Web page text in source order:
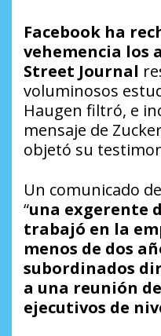
Facebook ha
vehemencia los
Street Journal
voluminosos
Haugen filtró, e
mensaje de
objetó su
Un comunicado
“una exgerente
trabajó en la
menos de dos
subordinados
a una reunión
ejecutivos de